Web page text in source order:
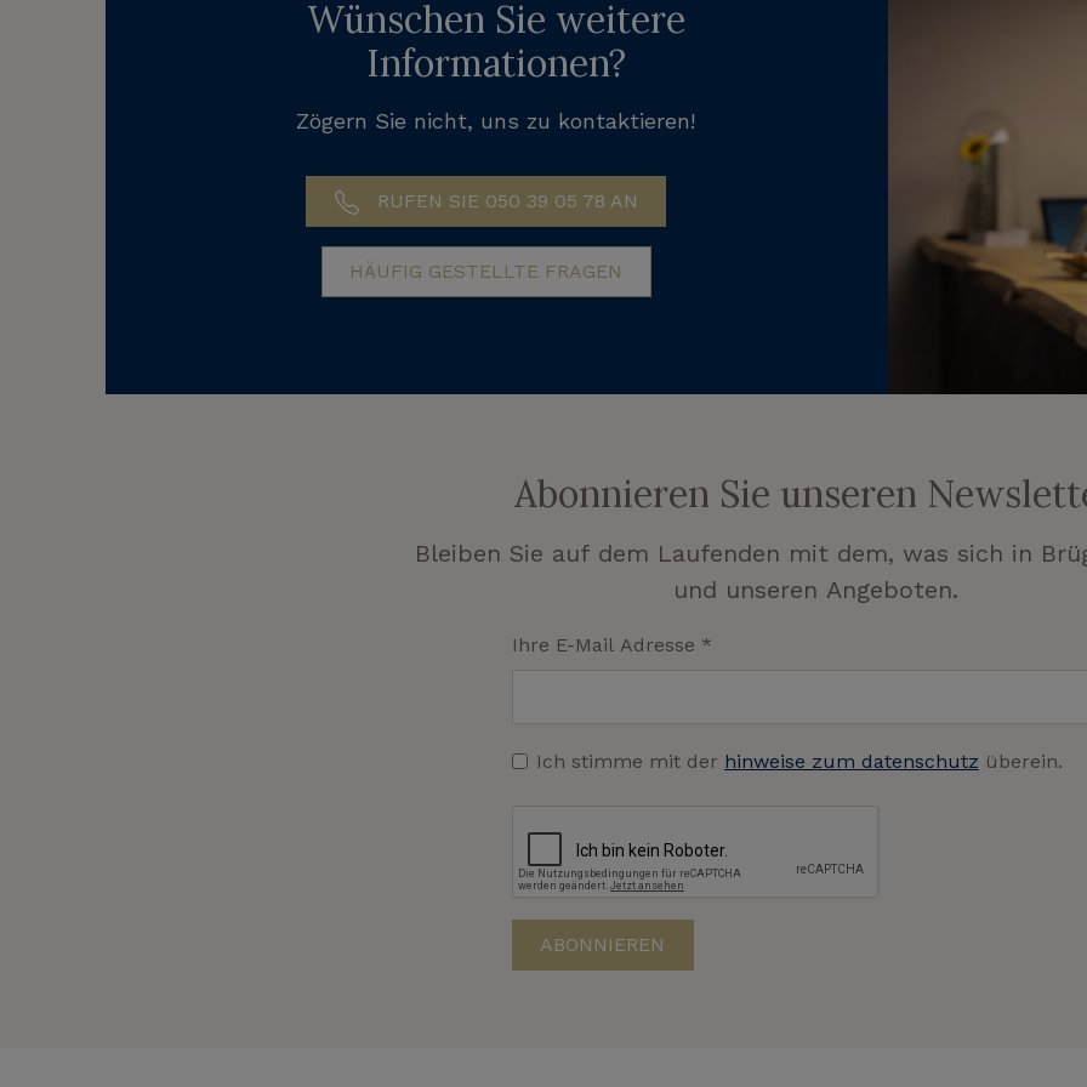
Wünschen Sie weitere
Informationen?
Zögern Sie nicht, uns zu kontaktieren!
RUFEN SIE 050 39 05 78 AN
HÄUFIG GESTELLTE FRAGEN
Abonnieren Sie unseren
Bleiben Sie auf dem Laufenden mit dem, was sich in
und unseren Angeboten.
Ihre E-Mail Adresse *
Ich stimme mit der hinweise zum datenschutz überein.